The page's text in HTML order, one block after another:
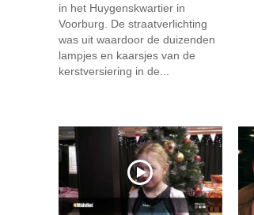
in het Huygenskwartier in
Voorburg. De straatverlichting
was uit waardoor de duizenden
lampjes en kaarsjes van de
kerstversiering in de...